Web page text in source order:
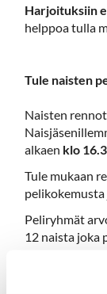
Harjoituksiin
helppoa tulla
Tule naisten
Naisten
alkaen klo
Tule mukaan
Peliryhmät
12 naista joka